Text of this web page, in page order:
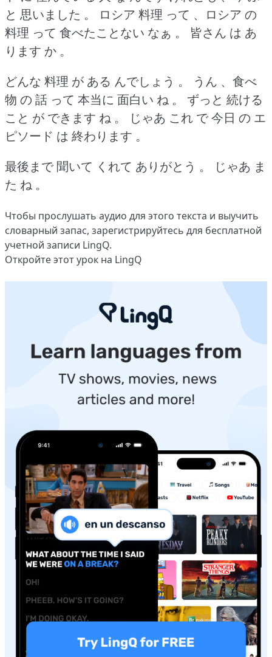
と 思いました 。
ロシア 料理 って 、ロシア の
料理 って 食べたことない なぁ 。
皆さん は あ
ります か 。
どんな 料理 が ある んでしょう 。
うん 、食べ
物 の 話 って 本当に 面白い ね 。
ずっと 続ける
こと が できます ね 。
じゃあ これ で 今日 の エ
ピソード は 終わります 。
最後まで 聞いて くれて ありがとう 。
じゃあ ま
た ね 。
Чтобы прослушать аудио для этого текста и выучить
словарный запас, зарегистрируйтесь для бесплатной
учетной записи LingQ.
Откройте этот урок на LingQ